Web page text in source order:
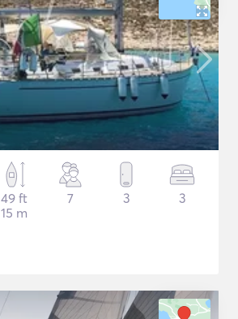
49 ft
15 m
7 3 3